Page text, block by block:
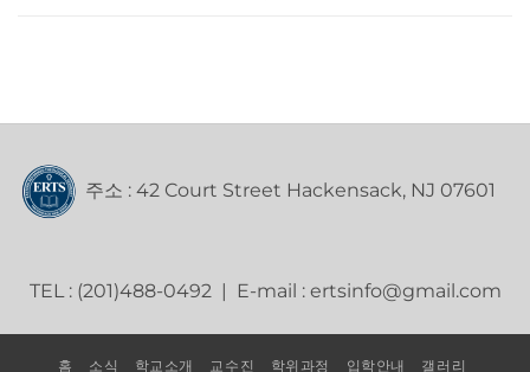
주소 : 42 Court Street Hackensack, NJ 07601
TEL : (201)488-0492 | E-mail : ertsinfo@gmail.com
홈 소식 학교소개 교수진 학위과정 입학안내 갤러리